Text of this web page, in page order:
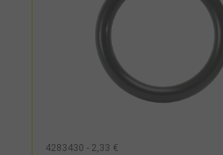
4283430 - 2,33 €